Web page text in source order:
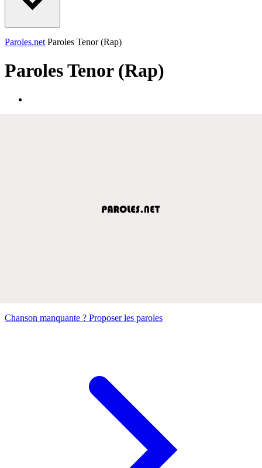
Paroles.net Paroles Tenor (Rap)
ParolesTenor (Rap)
Chanson manquante ? Proposer les paroles